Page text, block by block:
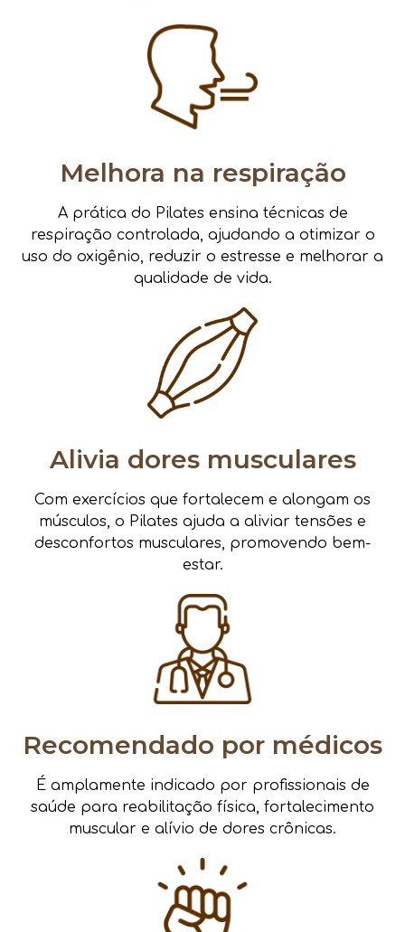
Melhora na respiração
A prática do Pilates ensina técnicas de
respiração controlada, ajudando a otimizar o
uso do oxigênio, reduzir o estresse e melhorar a
qualidade de vida.
Alivia dores musculares
Com exercícios que fortalecem e alongam os
músculos, o Pilates ajuda a aliviar tensões e
desconfortos musculares, promovendo bem-
estar.
Recomendado por médicos
É amplamente indicado por profissionais de
saúde para reabilitação física, fortalecimento
muscular e alívio de dores crônicas.